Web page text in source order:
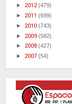
► 2012(479)
► 2011 (699)
► 2010 (743)
► 2009 (582)
► 2008 (427)
► 2007 (54)